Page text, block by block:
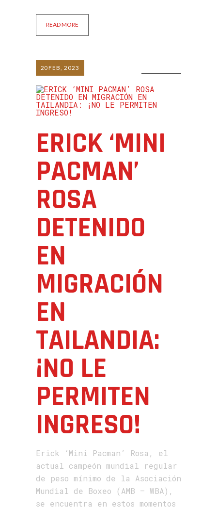
READ MORE
20FEB, 2023
ERICK ‘MINI
PACMAN’
ROSA
DETENIDO
EN
MIGRACIÓN
EN
TAILANDIA:
¡NO LE
PERMITEN
INGRESO!
Erick ‘Mini Pacman’ Rosa, el
actual campeón mundial regular
de peso mínimo de la Asociación
Mundial de Boxeo (AMB – WBA),
se encuentra en estos momentos